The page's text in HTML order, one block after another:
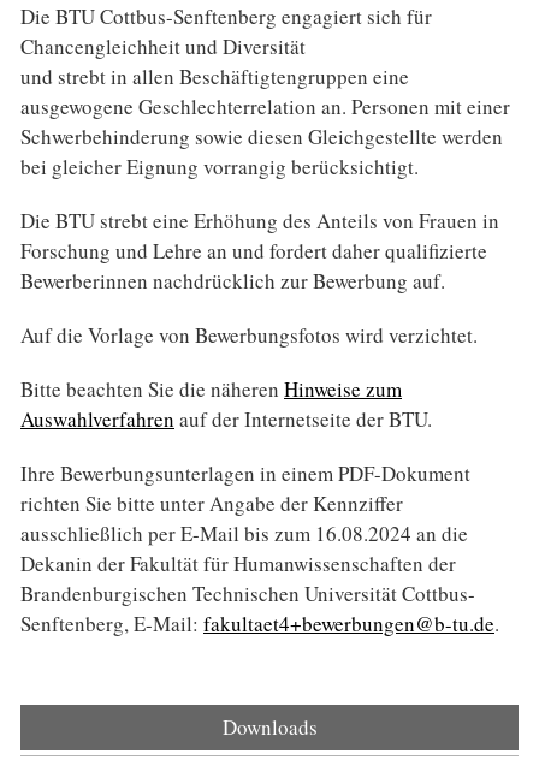
Die BTU Cottbus-Senftenberg engagiert sich für
Chancengleichheit und Diversität
und strebt in allen Beschäftigtengruppen eine
ausgewogene Geschlechterrelation an. Personen mit einer
Schwerbehinderung sowie diesen Gleichgestellte werden
bei gleicher Eignung vorrangig berücksichtigt.
Die BTU strebt eine Erhöhung des Anteils von Frauen in
Forschung und Lehre an und fordert daher qualifizierte
Bewerberinnen nachdrücklich zur Bewerbung auf.
Auf die Vorlage von Bewerbungsfotos wird verzichtet.
Bitte beachten Sie die näheren Hinweise zum
Auswahlverfahren auf der Internetseite der BTU.
Ihre Bewerbungsunterlagen in einem PDF-Dokument
richten Sie bitte unter Angabe der Kennziffer
ausschließlich per E-Mail bis zum 16.08.2024 an die
Dekanin der Fakultät für Humanwissenschaften der
Brandenburgischen Technischen Universität Cottbus-
Senftenberg, E-Mail: fakultaet4+bewerbungen@b-tu.de.
Downloads